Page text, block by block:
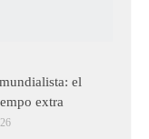
el
extra